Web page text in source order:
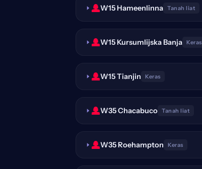
W15 Hameenlinna Tanah liat
W15 Kursumlijska Banja Keras
W15 Tianjin Keras
W35 Chacabuco Tanah liat
W35 Roehampton Keras